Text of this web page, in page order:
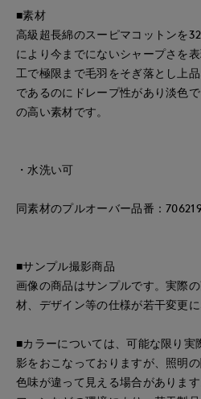
■素材
高級超長綿のスーピマコットンを
により今までにないシャープさを
工で極限まで毛羽をそぎ落とし上
であるのにドレープ性があり淡色
の高い素材です。
・水洗い可
同素材のプルオーバー品番：
■サンプル撮影商品
画像の商品はサンプルです。実際
材、デザイン等の仕様が若干変更
■カラーについては、可能な限り実
影をおこなっておりますが、照明
色味が違って見える場合がありま